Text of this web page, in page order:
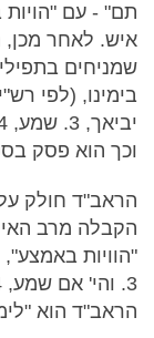
תם" - עם
איש. לאחר
שמניחים
וכך הוא פסק
הראב"ד חולק
הקבלה מרב האי
הראב"ד הוא